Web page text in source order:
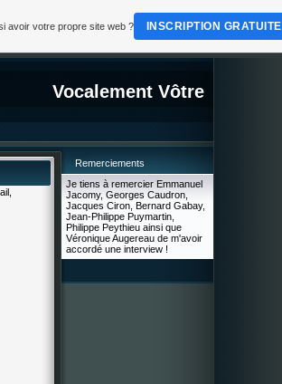
Vocalement Vôtre
Remerciements
Je tiens à remercier Emmanuel
Jacomy, Georges Caudron,
Jacques Ciron, Bernard Gabay,
Jean-Philippe Puymartin,
Philippe Peythieu ainsi que
Véronique Augereau de m'avoir
accordé une interview !
avoir votre propre site web ? INSCRIPTION GRATUITE